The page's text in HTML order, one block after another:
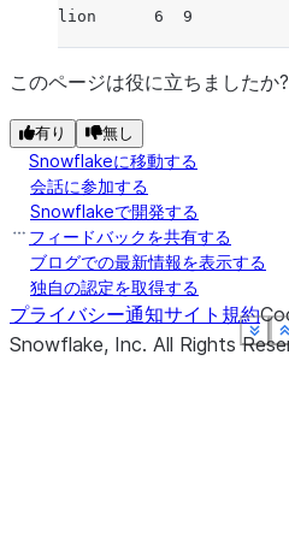
See
See
See
See
lion      6  9
See
このページは役に立ちましたか?
有り 無し
Snowflakeに移動する
会話に参加する
Snowflakeで開発する
フィードバックを共有する
ブログでの最新情報を表示する
独自の認定を取得する
プライバシー通知サイト規約
Snowflake, Inc. All Rights